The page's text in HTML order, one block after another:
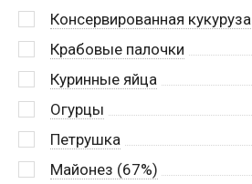
Консервированная кукуруза
Крабовые палочки
Куринные яйца
Огурцы
Петрушка
Майонез (67%)